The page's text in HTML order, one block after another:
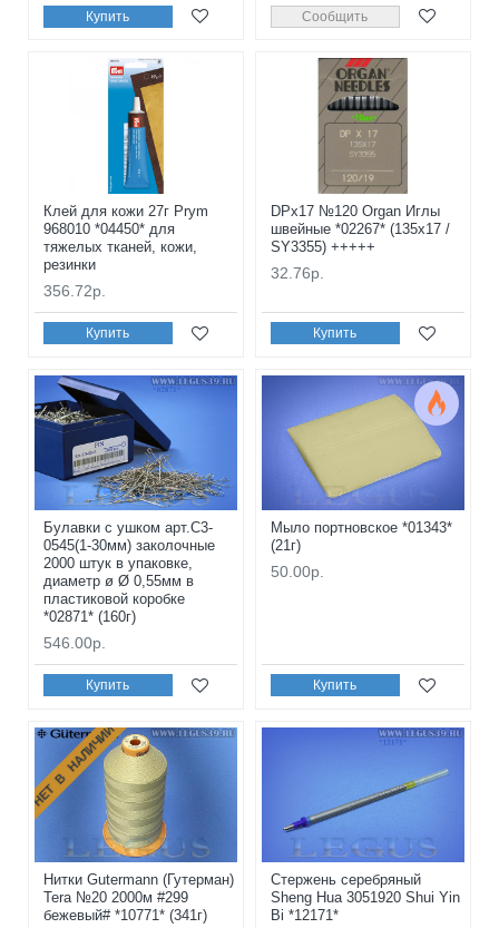
Купить Сообщить
Клей для кожи 27г Prym
968010 *04450* для
тяжелых тканей, кожи,
резинки
356.72р.
Купить
DPx17 №120 Organ Иглы
швейные *02267* (135x17 /
SY3355) +++++
32.76р.
Купить
Булавки с ушком арт.С3-
0545(1-30мм) заколочные
2000 штук в упаковке,
диаметр ø Ø 0,55мм в
пластиковой коробке
*02871* (160г)
546.00р.
Купить
Мыло портновское *01343*
(21г)
50.00р.
Купить
НЕТ В НАЛИЧИИ
Нитки Gutermann (Гутерман)
Tera №20 2000м #299
бежевый# *10771* (341г)
Стержень серебряный
Sheng Hua 3051920 Shui Yin
Bi *12171*